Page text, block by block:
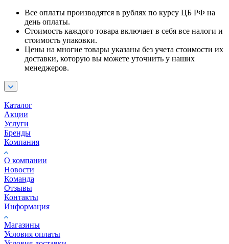
Все оплаты производятся в рублях по курсу ЦБ РФ на
день оплаты.
Стоимость каждого товара включает в себя все налоги и
стоимость упаковки.
Цены на многие товары указаны без учета стоимости их
доставки, которую вы можете уточнить у наших
менеджеров.
Каталог
Акции
Услуги
Бренды
Компания
О компании
Новости
Команда
Отзывы
Контакты
Информация
Магазины
Условия оплаты